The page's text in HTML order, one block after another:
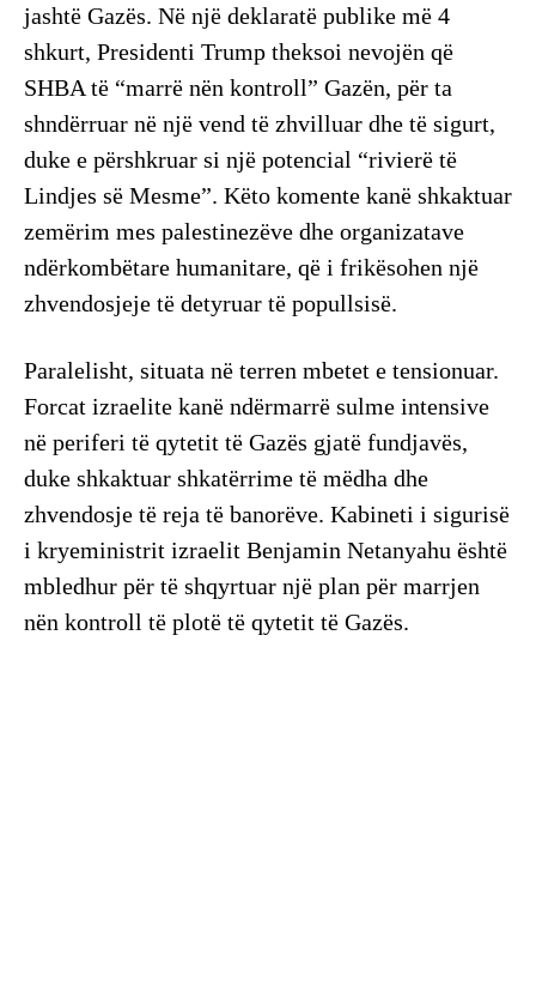
jashtë Gazës. Në një deklaratë publike më 4
shkurt, Presidenti Trump theksoi nevojën që
SHBA të “marrë nën kontroll” Gazën, për ta
shndërruar në një vend të zhvilluar dhe të sigurt,
duke e përshkruar si një potencial “rivierë të
Lindjes së Mesme”. Këto komente kanë shkaktuar
zemërim mes palestinezëve dhe organizatave
ndërkombëtare humanitare, që i frikësohen një
zhvendosjeje të detyruar të popullsisë.
Paralelisht, situata në terren mbetet e tensionuar.
Forcat izraelite kanë ndërmarrë sulme intensive
në periferi të qytetit të Gazës gjatë fundjavës,
duke shkaktuar shkatërrime të mëdha dhe
zhvendosje të reja të banorëve. Kabineti i sigurisë
i kryeministrit izraelit Benjamin Netanyahu është
mbledhur për të shqyrtuar një plan për marrjen
nën kontroll të plotë të qytetit të Gazës.